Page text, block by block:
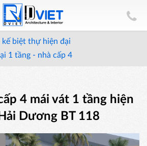
kế biệt thự hiện đại
1 tầng - nhà cấp 4
4 mái vát 1 tầng hiện
Dương BT 118